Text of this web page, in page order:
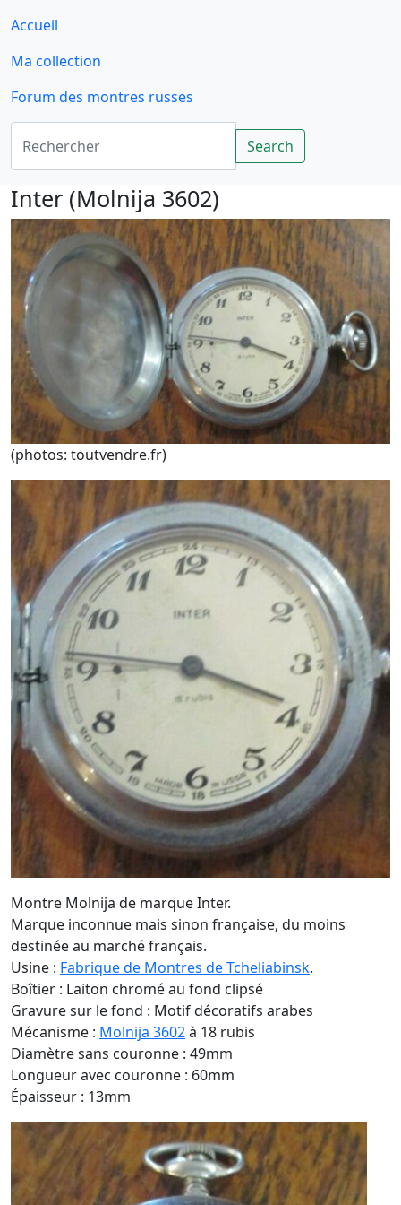
Accueil
Ma collection
Forum des montres russes
Rechercher
Search
Inter (Molnija 3602)
(photos: toutvendre.fr)
Montre Molnija de marque Inter.
Marque inconnue mais sinon française, du moins
destinée au marché français.
Usine : Fabrique de Montres de Tcheliabinsk.
Boîtier : Laiton chromé au fond clipsé
Gravure sur le fond : Motif décoratifs arabes
Mécanisme : Molnija 3602à 18 rubis
Diamètre sans couronne : 49mm
Longueur avec couronne : 60mm
Épaisseur : 13mm